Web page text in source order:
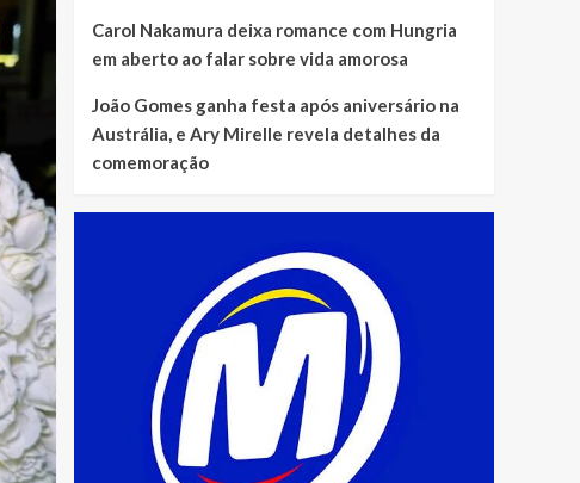
Carol Nakamura deixa romance com Hungria
em aberto ao falar sobre vida amorosa
João Gomes ganha festa após aniversário na
Austrália, e Ary Mirelle revela detalhes da
comemoração